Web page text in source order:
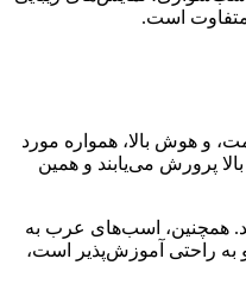
متفاوت است.
و هوش بالا، همواره مورد
پرورش می‌یابند و همین
همچنین، اسب‌های عرب به
و به راحتی آموزش‌پذیر است،